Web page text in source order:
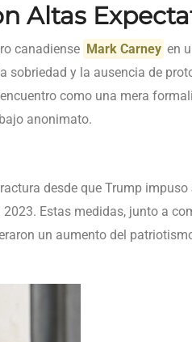
Altas
canadiense Mark Carney en
sobriedad y la ausencia de
como una mera
anonimato.
desde que Trump impuso
Estas medidas, junto a
un aumento del